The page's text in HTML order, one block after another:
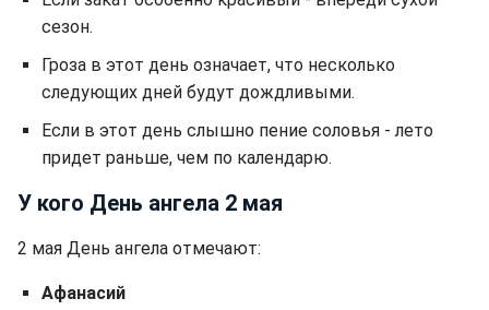
сезон.
Гроза в этот день означает, что несколько
следующих дней будут дождливыми.
Если в этот день слышно пение соловья - лето
придет раньше, чем по календарю.
У кого День ангела 2 мая
2 мая День ангела отмечают:
Афанасий